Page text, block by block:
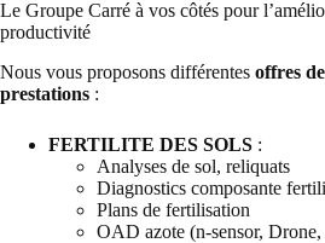
Le Groupe Carré à vos côtés pour
productivité
Nous vous proposons différentes offres
prestations :
FERTILITE DES SOLS :
Analyses de sol, reliquats
Diagnostics composante
Plans de fertilisation
OAD azote (n-sensor,